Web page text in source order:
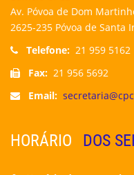
Av. Póvoa de Dom
2625-235 Póvoa de Santa
Telefone: 21 959 5162
Fax: 21 956 5692
Email:
HORÁRIO DOS